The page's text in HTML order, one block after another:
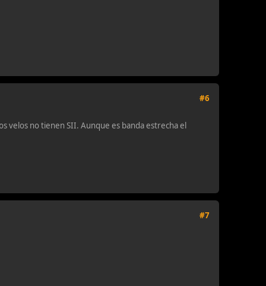
#6
velos no tienen SII. Aunque es banda estrecha el
#7